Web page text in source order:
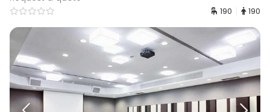
190 190